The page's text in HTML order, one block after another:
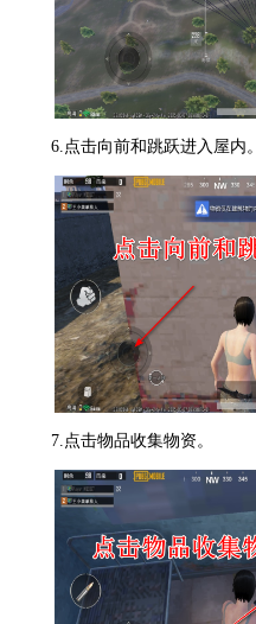
6.点击向前和跳跃进入屋内。
7.点击物品收集物资。